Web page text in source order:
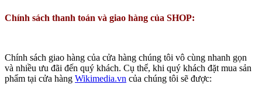
Chính sách thanh toán và giao hàng của SHOP:
Chính sách giao hàng của cửa hàng chúng tôi vô cùng nhanh gọn
và nhiều ưu đãi đến quý khách. Cụ thể, khi quý khách đặt mua sản
phẩm tại cửa hàng Wikimedia.vn của chúng tôi sẽ được: